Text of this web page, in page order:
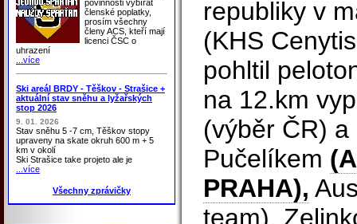
povinnosti vybírat
členské poplatky,
prosím všechny
členy ACS, kteří mají
licenci ČSC o
uhrazení
...více
Ski areál BRDY - Těškov - Strašice +
aktuální stav sněhu a lyžařských
stop 2026
9. 01. 2026
Stav sněhu 5 -7 cm, Těškov stopy
upraveny na skate okruh 600 m + 5
km v okolí
Ski Strašice take projeto ale je
...více
Všechny zprávičky
republiky v
(KHS
pohltil
na 12.km
(výběr ČR)
Pučelíkem
PRAHA),
team),